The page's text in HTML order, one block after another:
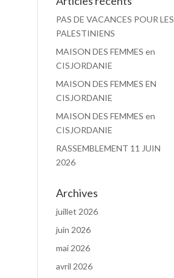
PAS DE VACANCES POUR LES
PALESTINIENS
MAISON DES FEMMES en
CISJORDANIE
MAISON DES FEMMES EN
CISJORDANIE
MAISON DES FEMMES en
CISJORDANIE
RASSEMBLEMENT 11 JUIN
2026
Archives
juillet 2026
juin 2026
mai 2026
avril 2026